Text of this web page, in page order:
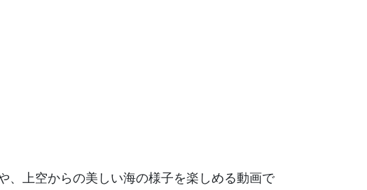
、上空からの美しい海の様子を楽しめる動画で